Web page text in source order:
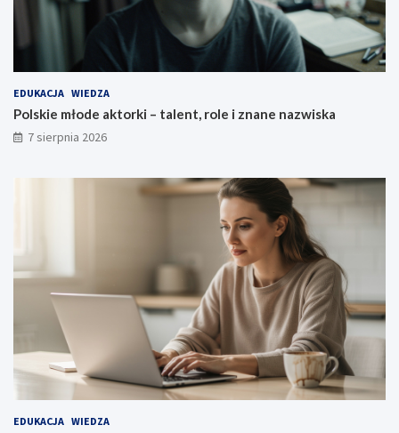
EDUKACJA WIEDZA
Polskie młode aktorki – talent, role i znane nazwiska
7 sierpnia 2026
EDUKACJA WIEDZA